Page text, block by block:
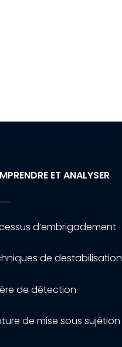
ET ANALYSER
d’embrigadement
de destabilisation
de détection
de mise sous sujétion